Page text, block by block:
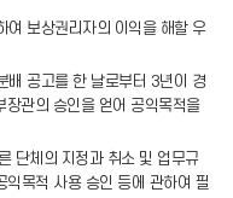
여 보상권리자의 이익을 해할 우
배 공고를 한 날로부터 3년이 경
장관의 승인을 얻어 공익목적을
단체의 지정과 취소 및 업무규
익목적 사용 승인 등에 관하여 필